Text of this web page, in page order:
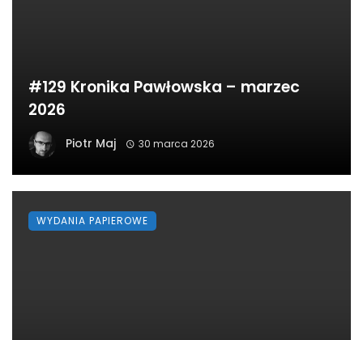
#129 Kronika Pawłowska – marzec
2026
Piotr Maj 30 marca 2026
WYDANIA PAPIEROWE